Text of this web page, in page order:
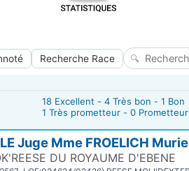
Recherche Race
18 Excellent - 4 Très bon - 1 Bon
1 Très prometteur - 0 Prometteur
Juge Mme FROELICH
DU ROYAUME D'EBENE